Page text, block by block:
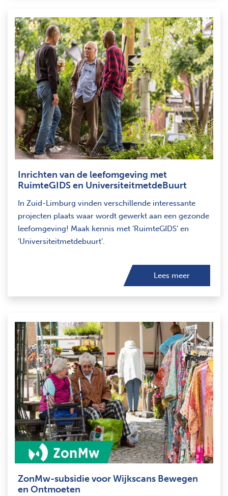
Inrichten van de leefomgeving met
RuimteGIDS en UniversiteitmetdeBuurt
In Zuid-Limburg vinden verschillende interessante
projecten plaats waar wordt gewerkt aan een gezonde
leefomgeving! Maak kennis met ‘RuimteGIDS’ en
‘Universiteitmetdebuurt’.
Lees meer
ZonMw-subsidie voor Wijkscans Bewegen
en Ontmoeten